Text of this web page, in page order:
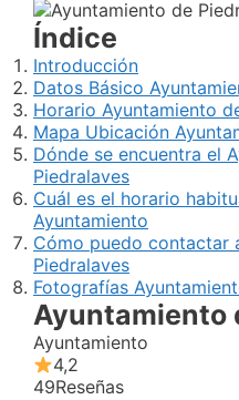
Índice
Introducción
Datos Básico
Horario Ayuntamiento
Mapa Ubicación
Dónde se encuentra el
Piedralaves
Cuál es el horario
Ayuntamiento
Cómo puedo contactar
Piedralaves
Fotografías
Ayuntamiento
Ayuntamiento
4,2
49Reseñas